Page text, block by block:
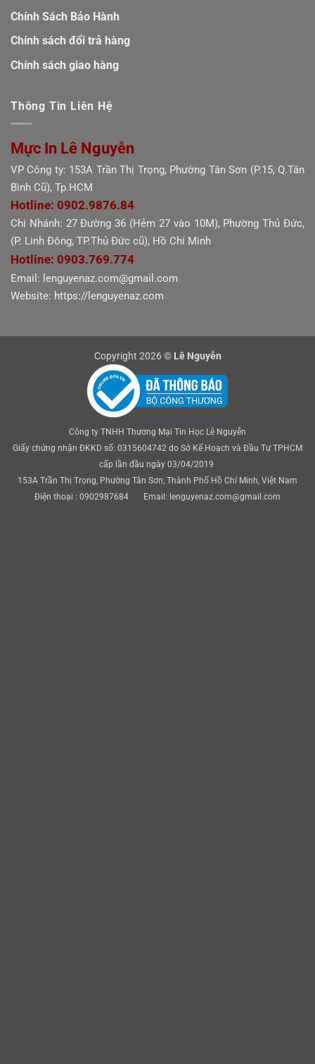
Chính Sách Bảo Hành
Chính sách đổi trả hàng
Chính sách giao hàng
Thông Tin Liên Hệ
Mực In Lê Nguyễn
VP Công ty: 153A Trần Thị Trọng, Phường Tân Sơn (P.15, Q.Tân
Bình Cũ), Tp.HCM
Hotline: 0902.9876.84
Chi Nhánh: 27 Đường 36 (Hẻm 27 vào 10M), Phường Thủ Đức,
(P. Linh Đông, TP.Thủ Đức cũ), Hồ Chí Minh
Hotline: 0903.769.774
Email: lenguyenaz.com@gmail.com
Website: https://lenguyenaz.com
Copyright 2026 © Lê Nguyễn
Công ty TNHH Thương Mại Tin Học Lê Nguyễn
Giấy chứng nhận ĐKKD số: 0315604742 do Sở Kế Hoạch và Đầu Tư TPHCM
cấp lần đầu ngày 03/04/2019
153A Trần Thị Trọng, Phường Tân Sơn, Thành Phố Hồ Chí Minh, Việt Nam
Điện thoại : 0902987684 Email: lenguyenaz.com@gmail.com